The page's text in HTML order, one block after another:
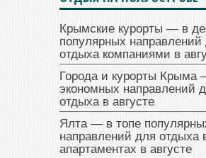
Крымские курорты — в
популярных направлений
отдыха компаниями в
Города и курорты Крыма
экономных направлений
отдыха в августе
Ялта — в топе
направлений для отдыха
апартаментах в августе